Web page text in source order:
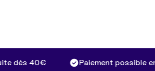
40€ Paiement possible en 4x